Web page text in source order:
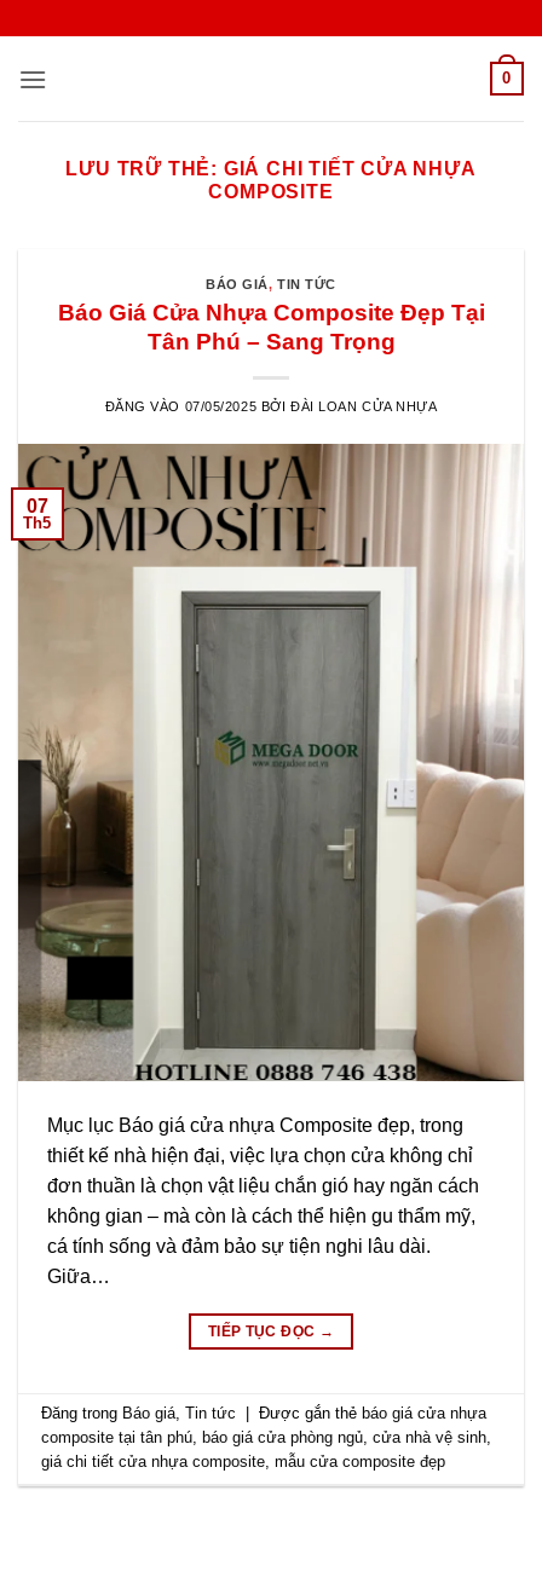
nội
0
LƯU TRỮ THẺ: GIÁ CHI TIẾT CỬA NHỰA
COMPOSITE
BÁO GIÁ,TIN TỨC
Báo Giá Cửa Nhựa Composite Đẹp Tại
Tân Phú – Sang Trọng
ĐĂNG VÀO 07/05/2025 BỞI ĐÀI LOAN CỬA NHỰA
07
Th5
Mục lục Báo giá cửa nhựa Composite đẹp, trong
thiết kế nhà hiện đại, việc lựa chọn cửa không chỉ
đơn thuần là chọn vật liệu chắn gió hay ngăn cách
không gian – mà còn là cách thể hiện gu thẩm mỹ,
cá tính sống và đảm bảo sự tiện nghi lâu dài.
Giữa…
TIẾP TỤC ĐỌC →
Đăng trong Báo giá ,Tin tức Được gắn thẻ báo giá cửa nhựa
composite tại tân phú
báo giá cửa phòng ngủ ,cửa nhà vệ sinh
giá chi tiết cửa nhựa composite ,mẫu cửa composite đẹp